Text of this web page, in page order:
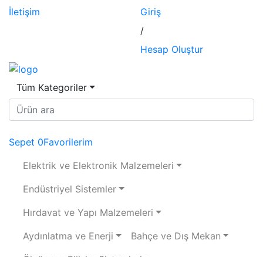
İletişim
Giriş
/
Hesap Oluştur
Tüm Kategoriler
Sepet 0Favorilerim
Elektrik ve Elektronik Malzemeleri
Endüstriyel Sistemler
Hırdavat ve Yapı Malzemeleri
Aydınlatma ve Enerji
Bahçe ve Dış Mekan